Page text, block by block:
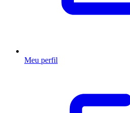
Meu perfil